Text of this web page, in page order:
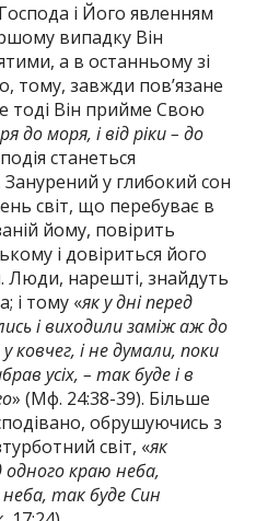
і Його явленням
випадку Він
а в останньому зі
тому, завжди пов’язане
тоді Він прийме Свою
до моря, і від ріки – до
станеться
у глибокий сон
світ, що перебуває в
йому, повірить
і довіриться його
Люди, нарешті, знайдуть
і тому «як у дні перед
і виходили заміж аж до
ковчег, і не думали, поки
усіх, – так буде і в
» (Мф. 24:38-39). Більше
обрушуючись з
світ, «як
одного краю неба,
так буде Син